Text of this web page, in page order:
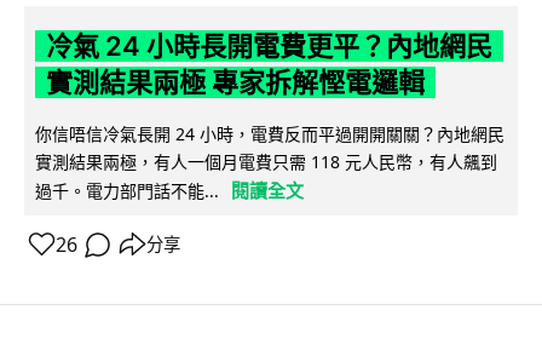
冷氣 24 小時長開電費更平？內地網民
實測結果兩極 專家拆解慳電邏輯
你信唔信冷氣長開 24 小時，電費反而平過開開關關？內地網民
實測結果兩極，有人一個月電費只需 118 元人民幣，有人飆到
過千。電力部門話不能...
閱讀全文
26 分享